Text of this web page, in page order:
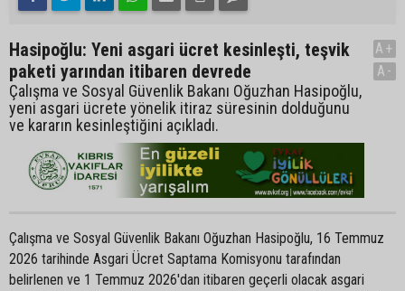
Hasipoğlu: Yeni asgari ücret kesinleşti, teşvik
paketi yarından itibaren devrede
Çalışma ve Sosyal Güvenlik Bakanı Oğuzhan Hasipoğlu,
yeni asgari ücrete yönelik itiraz süresinin dolduğunu
ve kararın kesinleştiğini açıkladı.
A+
A-
Çalışma ve Sosyal Güvenlik Bakanı Oğuzhan Hasipoğlu, 16 Temmuz
2026 tarihinde Asgari Ücret Saptama Komisyonu tarafından
belirlenen ve 1 Temmuz 2026'dan itibaren geçerli olacak asgari